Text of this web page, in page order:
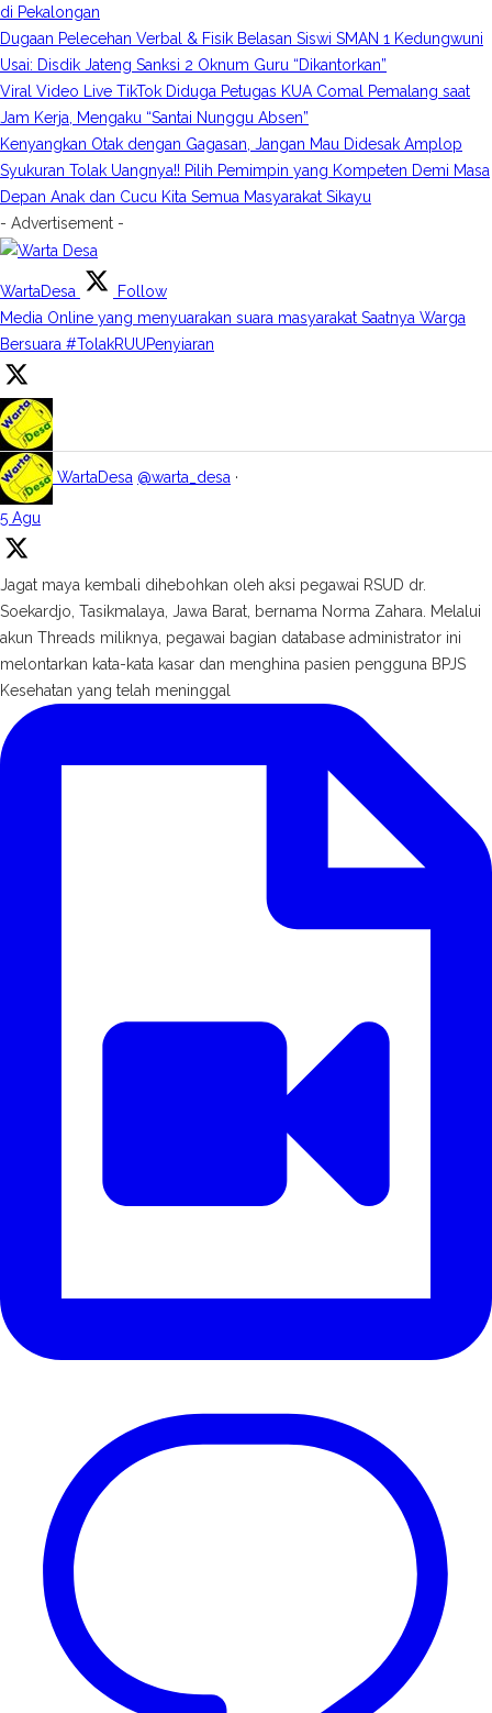
di Pekalongan
Dugaan Pelecehan Verbal & Fisik Belasan Siswi SMAN 1 Kedungwuni
Usai: Disdik Jateng Sanksi 2 Oknum Guru “Dikantorkan”
Viral Video Live TikTok Diduga Petugas KUA Comal Pemalang saat
Jam Kerja, Mengaku “Santai Nunggu Absen”
Kenyangkan Otak dengan Gagasan, Jangan Mau Didesak Amplop
Syukuran Tolak Uangnya!! Pilih Pemimpin yang Kompeten Demi Masa
Depan Anak dan Cucu Kita Semua Masyarakat Sikayu
- Advertisement -
WartaDesa
Follow
Media Online yang menyuarakan suara masyarakat Saatnya Warga
Bersuara #TolakRUUPenyiaran
WartaDesa @warta_desa ·
5 Agu
Jagat maya kembali dihebohkan oleh aksi pegawai RSUD dr.
Soekardjo, Tasikmalaya, Jawa Barat, bernama Norma Zahara. Melalui
akun Threads miliknya, pegawai bagian database administrator ini
melontarkan kata-kata kasar dan menghina pasien pengguna BPJS
Kesehatan yang telah meninggal